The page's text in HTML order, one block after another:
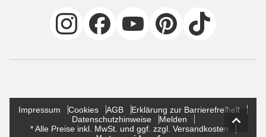
Impressum Cookies AGB
Erklärung zur Barrierefreiheit
Datenschutzhinweise
Melden
* Alle Preise inkl. MwSt. und ggf. zzgl. Versandkosten